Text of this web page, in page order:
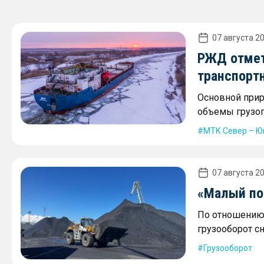
07 августа
РЖД
Основной
объемы
МТК Север –
07 августа
«Малый
По отношению
грузооборот
Грузооборот